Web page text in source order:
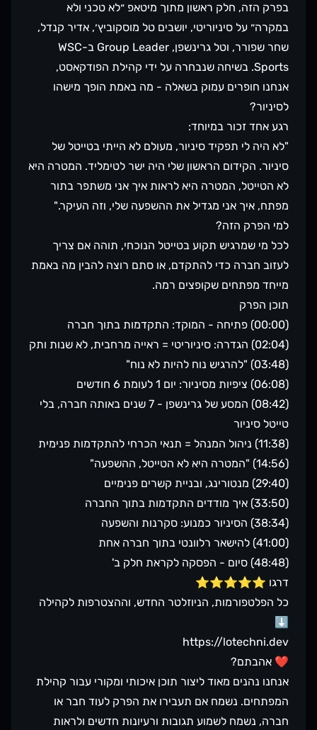
בפרק הזה, חלק ראשון מתוך מיטאפ ״לא טכני ולא
במקרה״ על סיניוריטי, יושבים טל מוסקוביץ׳, אדיר קנדל,
שחר שפורר, וטל גרינשפן, Group Leader ב-WSC
Sports. בשיחה שנבחרה על ידי קהילת הפודקאסט,
אנחנו חופרים עמוק בשאלה - מה באמת הופך מישהו
לסיניור?
רגע אחד זכור במיוחד:
"לא היה לי תפקיד סיניור, מעולם לא הייתי בטייטל של
סיניור. הקידום הראשון שלי היה ישר לטימליד. המטרה היא
לא הטייטל, המטרה היא לראות איך אני משתפר בתור
מפתח, איך אני מגדיל את ההשפעה שלי, וזה העיקר."
למי הפרק הזה?
לכל מי שמרגיש תקוע בטייטל הנוכחי, תוהה אם צריך
לעזוב חברה כדי להתקדם, או סתם רוצה להבין מה באמת
מייחד מפתחים שקופצים רמה.
תוכן הפרק
(00:00) פתיחה - המוקד: התקדמות בתוך חברה
(02:04) הגדרה: סיניוריטי = ראייה מרחבית, לא שנות ותק
(03:48) "להרגיש נוח להיות לא נוח"
(06:08) ציפיות מסיניור: יום 1 לעומת 6 חודשים
(08:42) המסע של גרינשפן - 7 שנים באותה חברה, בלי
טייטל סיניור
(11:38) ניהול המנהל = תנאי הכרחי להתקדמות פנימית
(14:56) "המטרה היא לא הטייטל, ההשפעה"
(29:40) מנטורינג, ובניית קשרים פנימיים
(33:50) איך מודדים התקדמות בתוך החברה
(38:34) הסיניור כמנוע: סקרנות והשפעה
(41:00) להישאר רלוונטי בתוך חברה אחת
(48:48) סיום - הפסקה לקראת חלק ב'
דרגו ⭐⭐⭐⭐⭐
כל הפלטפורמות, הניוזלטר החדש, וההצטרפות לקהילה
⬇️
https://lotechni.dev
❤️ אהבתם?
אנחנו נהנים מאוד ליצור תוכן איכותי ומקורי עבור קהילת
המפתחים. נשמח אם תעבירו את הפרק לעוד חבר או
חברה, נשמח לשמוע תגובות ורעיונות חדשים ולראות